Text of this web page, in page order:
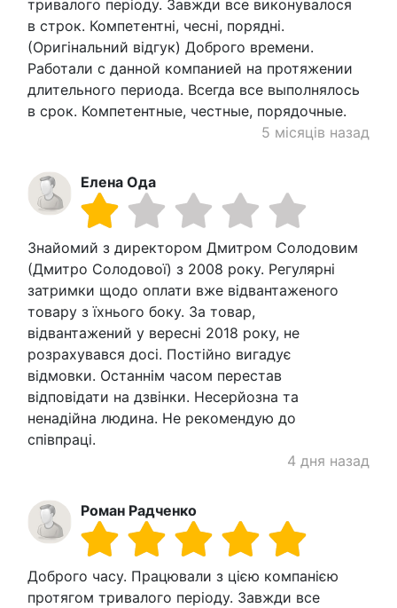
тривалого періоду. Завжди все виконувалося
в строк. Компетентні, чесні, порядні.
(Оригінальний відгук) Доброго времени.
Работали с данной компанией на протяжении
длительного периода. Всегда все выполнялось
в срок. Компетентные, честные, порядочные.
5 місяців назад
Елена Ода
Знайомий з директором Дмитром Солодовим
(Дмитро Солодової) з 2008 року. Регулярні
затримки щодо оплати вже відвантаженого
товару з їхнього боку. За товар,
відвантажений у вересні 2018 року, не
розрахувався досі. Постійно вигадує
відмовки. Останнім часом перестав
відповідати на дзвінки. Несерйозна та
ненадійна людина. Не рекомендую до
співпраці.
4 дня назад
Роман Радченко
Доброго часу. Працювали з цією компанією
протягом тривалого періоду. Завжди все